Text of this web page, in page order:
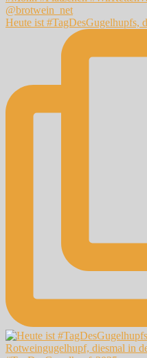
Heute ist #TagDesGugelhupfs,